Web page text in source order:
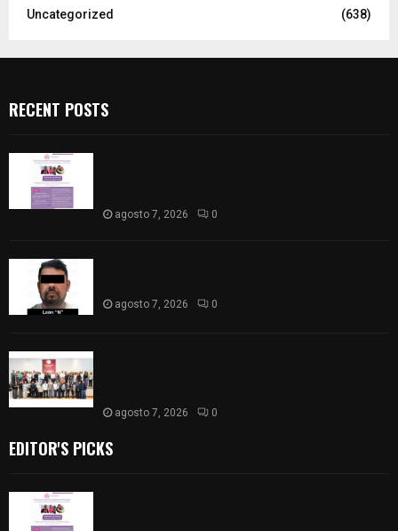
Uncategorized
(638)
RECENT POSTS
agosto 7, 2026 0
agosto 7, 2026 0
agosto 7, 2026 0
EDITOR'S PICKS